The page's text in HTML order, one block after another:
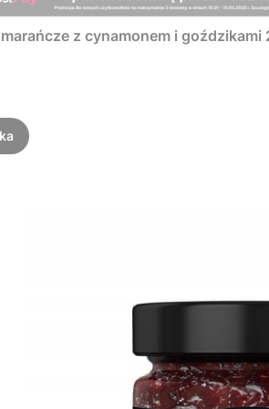
z cynamonem i goździkami